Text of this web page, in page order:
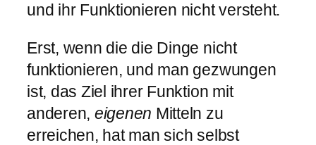
und ihr Funktionieren nicht versteht.
Erst, wenn die die Dinge nicht
funktionieren, und man gezwungen
ist, das Ziel ihrer Funktion mit
anderen, eigenen Mitteln zu
erreichen, hat man sich selbst